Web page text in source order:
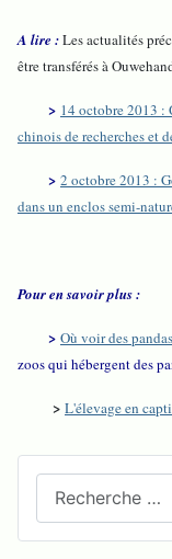
A lire :Les actualités
être transférés à
> 14 octobre 2013 :
chinois de recherches et
> 2 octobre 2013 :
dans un enclos semi-
Pour en savoir plus :
> Où voir des
zoos qui hébergent des
> L'élevage en